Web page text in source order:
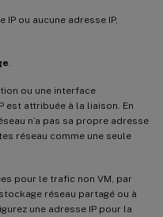
ou aucune adresse IP,
ou une interface
est attribuée à la liaison. En
n’a pas sa propre adresse
réseau comme une seule
pour le trafic non VM, par
réseau partagé ou à
une adresse IP pour la